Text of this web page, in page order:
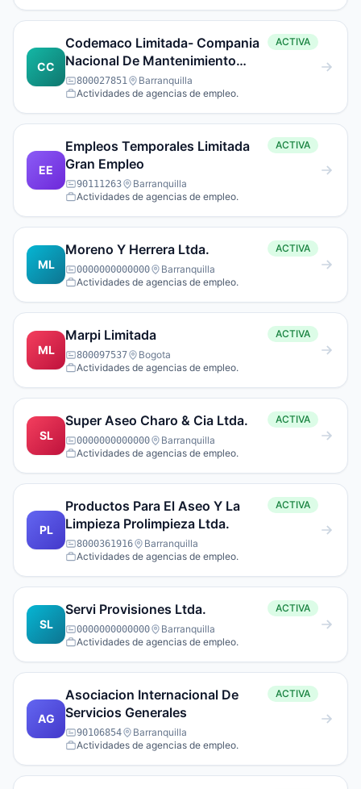
CC
Codemaco Limitada- Compania
Nacional De Mantenimiento
Aseo Y Cons-Truccion.
ACTIVA
800027851
Barranquilla
Actividades de agencias de empleo.
EE
Empleos Temporales Limitada
Gran Empleo
ACTIVA
90111263
Barranquilla
Actividades de agencias de empleo.
ML
Moreno Y Herrera Ltda. ACTIVA
0000000000000
Barranquilla
Actividades de agencias de empleo.
ML
Marpi Limitada ACTIVA
800097537
Bogota
Actividades de agencias de empleo.
SL
Super Aseo Charo & Cia Ltda. ACTIVA
0000000000000
Barranquilla
Actividades de agencias de empleo.
PL
Productos Para El Aseo Y La
Limpieza Prolimpieza Ltda.
ACTIVA
8000361916
Barranquilla
Actividades de agencias de empleo.
SL
Servi Provisiones Ltda. ACTIVA
0000000000000
Barranquilla
Actividades de agencias de empleo.
AG
Asociacion Internacional De
Servicios Generales
ACTIVA
90106854
Barranquilla
Actividades de agencias de empleo.